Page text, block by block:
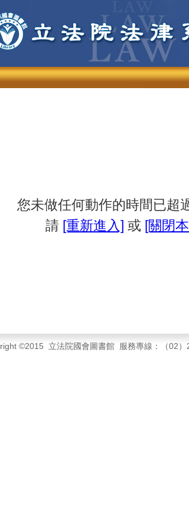
您未做任何動作的時間已超
請 [重新進入] 或 [關閉
©2015 立法院國會圖書館 服務專線：（02）